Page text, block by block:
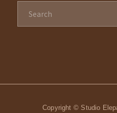
Copyright © Studio